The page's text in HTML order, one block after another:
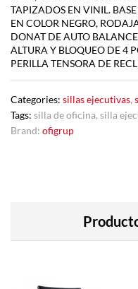
TAPIZADOS EN VINIL.
EN COLOR NEGRO,
DONAT DE AUTO
ALTURA Y BLOQUEO DE 4
PERILLA TENSORA DE
Categories: sillas ejecutivas,
Tags: silla de oficina, silla
Brand: ofigrup